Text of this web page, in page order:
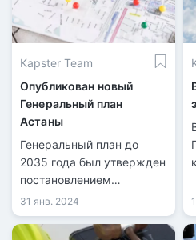
Kapster Team
Опубликован новый
Генеральный план
Астаны
Генеральный план до
2035 года был утвержден
постановлением
правительства
31 янв. 2024